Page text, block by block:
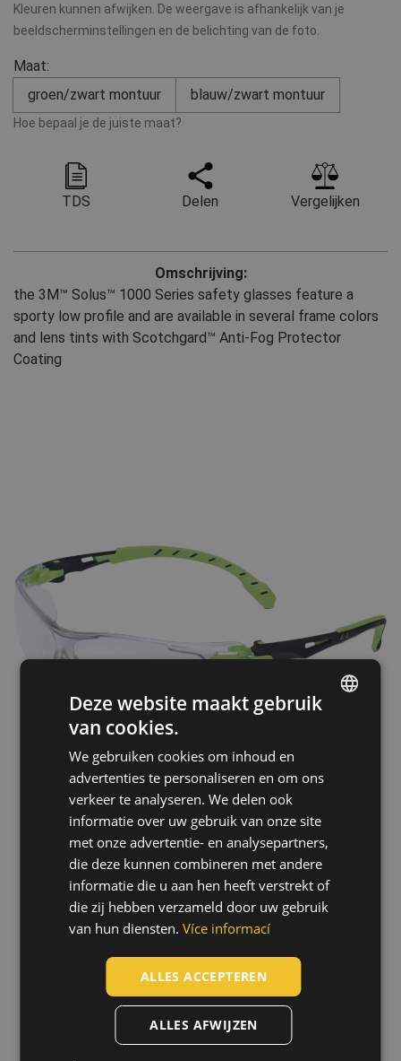
Kleuren kunnen afwijken. De weergave is afhankelijk van je
beeldscherminstellingen en de belichting van de foto.
Maat:
groen/zwart montuur
blauw/zwart montuur
Hoe bepaal je de juiste maat?
TDS Delen Vergelijken
Omschrijving:
the 3M™ Solus™ 1000 Series safety glasses feature a
sporty low profile and are available in several frame colors
and lens tints with Scotchgard™ Anti-Fog Protector
Coating
3M foam insert into bril
CZECH
HUNGARIAN
SLOVAK
ROMANIAN
POLISH
GERMAN
SPANISH
Deze website maakt gebruik
van cookies.
We gebruiken cookies om inhoud en
advertenties te personaliseren en om ons
verkeer te analyseren. We delen ook
informatie over uw gebruik van onze site
met onze advertentie- en analysepartners,
die deze kunnen combineren met andere
informatie die u aan hen heeft verstrekt of
die zij hebben verzameld door uw gebruik
van hun diensten. Více informací
ALLES ACCEPTEREN
ALLES AFWIJZEN